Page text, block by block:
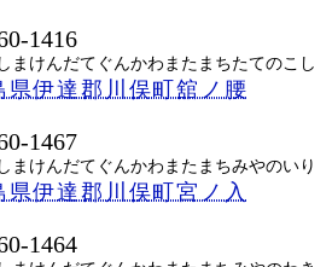
1416
まけんだてぐんかわまたまちたてのこし
県伊達郡川俣町舘ノ腰
1467
まけんだてぐんかわまたまちみやのいり
県伊達郡川俣町宮ノ入
1464